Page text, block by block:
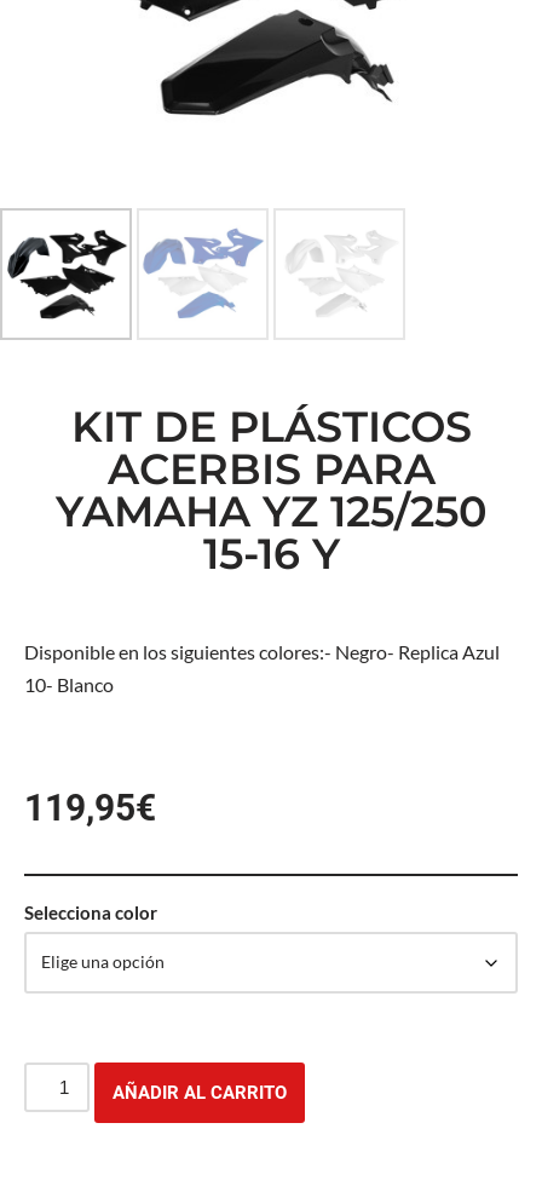
KIT DE PLÁSTICOS
ACERBIS PARA
YAMAHA YZ 125/250
15-16 Y
Disponible en los siguientes colores:- Negro- Replica Azul
10- Blanco
119,95€
Selecciona color
AÑADIR AL CARRITO